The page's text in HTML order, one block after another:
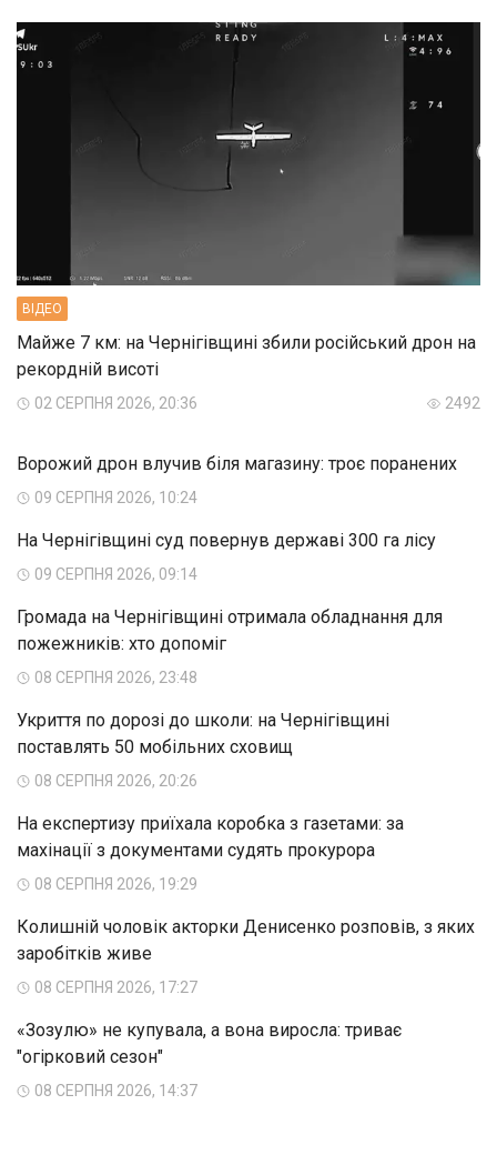
ВIДЕО
Майже 7 км: на Чернігівщині збили російський дрон на
рекордній висоті
02 СЕРПНЯ 2026, 20:36 2492
Ворожий дрон влучив біля магазину: троє поранених
09 СЕРПНЯ 2026, 10:24
На Чернігівщині суд повернув державі 300 га лісу
09 СЕРПНЯ 2026, 09:14
Громада на Чернігівщині отримала обладнання для
пожежників: хто допоміг
08 СЕРПНЯ 2026, 23:48
Укриття по дорозі до школи: на Чернігівщині
поставлять 50 мобільних сховищ
08 СЕРПНЯ 2026, 20:26
На експертизу приїхала коробка з газетами: за
махінації з документами судять прокурора
08 СЕРПНЯ 2026, 19:29
Колишній чоловік акторки Денисенко розповів, з яких
заробітків живе
08 СЕРПНЯ 2026, 17:27
«Зозулю» не купувала, а вона виросла: триває
"огірковий сезон"
08 СЕРПНЯ 2026, 14:37